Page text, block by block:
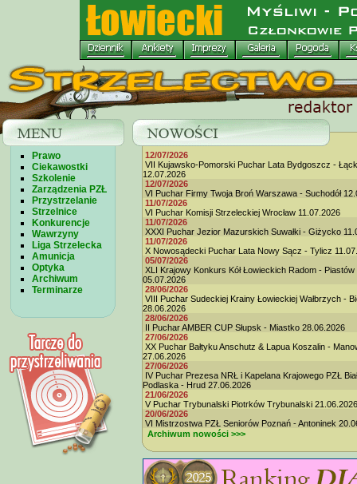
Prawo
Ciekawostki
Szkolenie
Zarządzenia PZŁ
Przystrzelanie
Strzelnice
Konkurencje
Wawrzyny
Liga Strzelecka
Amunicja
Optyka
Archiwum
Terminarze
12/07/2026
VII Kujawsko-Pomorski Puchar Lata Bydgoszcz -
12.07.2026
12/07/2026
VI Puchar Firmy Twoja Broń Warszawa - Suchodół
11/07/2026
VI Puchar Komisji Strzeleckiej Wrocław 11.07.2026
11/07/2026
XXXI Puchar Jezior Mazurskich Suwałki - Giżycko
11/07/2026
X Nowosądecki Puchar Lata Nowy Sącz - Tylicz
05/07/2026
XLI Krajowy Konkurs Kół Łowieckich Radom - Piastów
05.07.2026
28/06/2026
VIII Puchar Sudeckiej Krainy Łowieckiej Wałbrzych -
28.06.2026
28/06/2026
II Puchar AMBER CUP Słupsk - Miastko 28.06.2026
27/06/2026
XX Puchar Bałtyku Anschutz & Lapua Koszalin -
27.06.2026
27/06/2026
IV Puchar Prezesa NRŁ i Kapelana Krajowego PZŁ
Podlaska - Hrud 27.06.2026
21/06/2026
V Puchar Trybunalski Piotrków Trybunalski 21.06.2026
20/06/2026
VI Mistrzostwa PZŁ Seniorów Poznań - Antoninek
Archiwum nowości >>>